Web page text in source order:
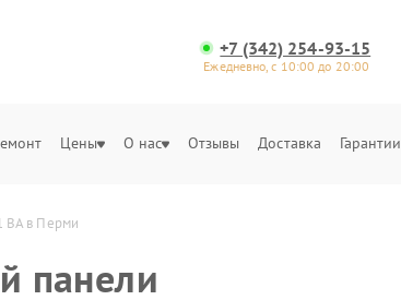
+7 (342) 254-93-15
Ежедневно, с 10:00 до 20:00
Цены О нас Отзывы Доставка Гарантии
BA в Перми
панели